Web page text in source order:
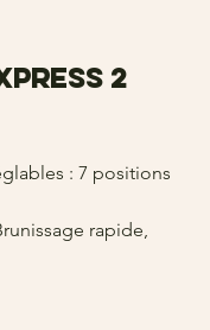
2
: 7 positions
rapide,